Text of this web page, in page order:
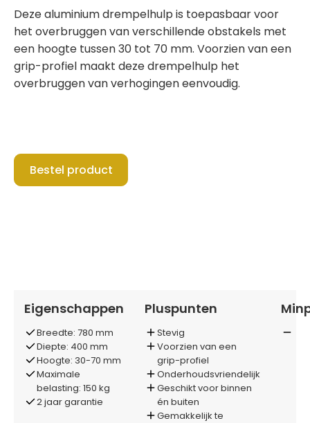
Deze aluminium drempelhulp is toepasbaar voor
het overbruggen van verschillende obstakels met
een hoogte tussen 30 tot 70 mm. Voorzien van een
grip-profiel maakt deze drempelhulp het
overbruggen van verhogingen eenvoudig.
Bestel product
Eigenschappen
Breedte: 780 mm
Diepte: 400 mm
Hoogte: 30-70 mm
Maximale
belasting: 150 kg
2 jaar garantie
Pluspunten
Stevig
Voorzien van een
grip-profiel
Onderhoudsvriendelijk
Geschikt voor binnen
én buiten
Gemakkelijk te